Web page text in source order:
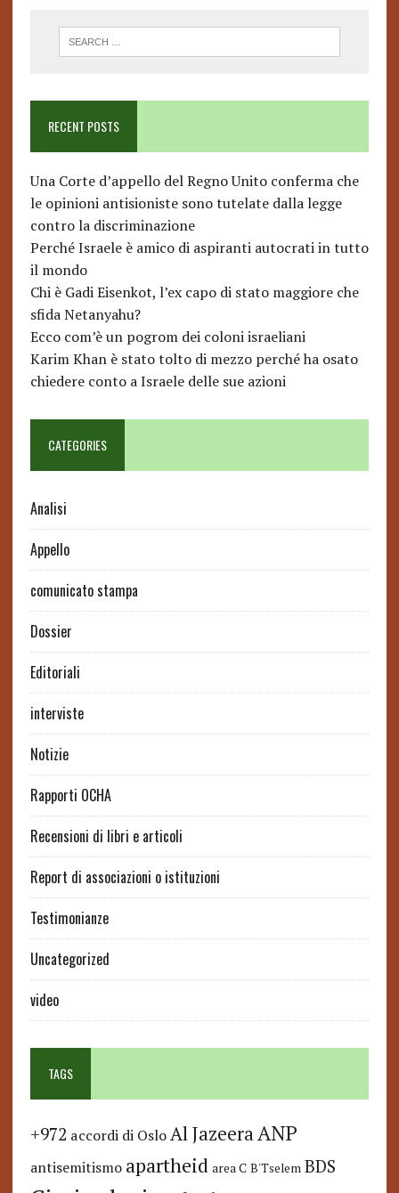
RECENT POSTS
Una Corte d’appello del Regno Unito conferma che
le opinioni antisioniste sono tutelate dalla legge
contro la discriminazione
Perché Israele è amico di aspiranti autocrati in tutto
il mondo
Chi è Gadi Eisenkot, l’ex capo di stato maggiore che
sfida Netanyahu?
Ecco com’è un pogrom dei coloni israeliani
Karim Khan è stato tolto di mezzo perché ha osato
chiedere conto a Israele delle sue azioni
CATEGORIES
Analisi
Appello
comunicato stampa
Dossier
Editoriali
interviste
Notizie
Rapporti OCHA
Recensioni di libri e articoli
Report di associazioni o istituzioni
Testimonianze
Uncategorized
video
TAGS
+972 accordi di Oslo Al JazeeraANP
antisemitismo apartheid area C B'Tselem BDS